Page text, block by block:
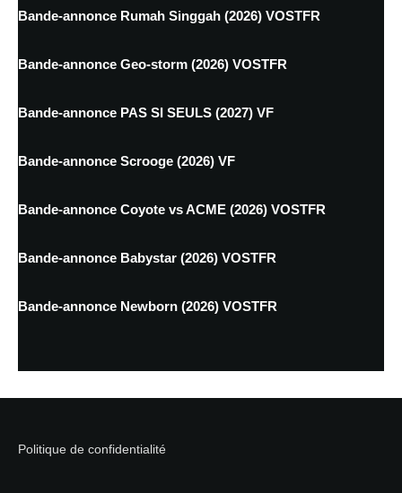
Bande-annonce Rumah Singgah (2026) VOSTFR
Bande-annonce Geo-storm (2026) VOSTFR
Bande-annonce PAS SI SEULS (2027) VF
Bande-annonce Scrooge (2026) VF
Bande-annonce Coyote vs ACME (2026) VOSTFR
Bande-annonce Babystar (2026) VOSTFR
Bande-annonce Newborn (2026) VOSTFR
Politique de confidentialité